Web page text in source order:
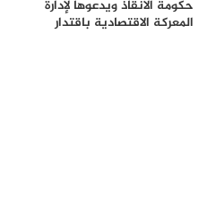
حكومة الانقاذ ويدعوها لإدارة
المعركة الاقتصادية باقتدار